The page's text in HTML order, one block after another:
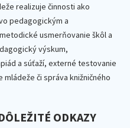
realizuje činnosti ako
pedagogickým a
usmerňovanie škôl a
výskum,
a súťaží, externé testovanie
či správa knižničného
ODKAZY